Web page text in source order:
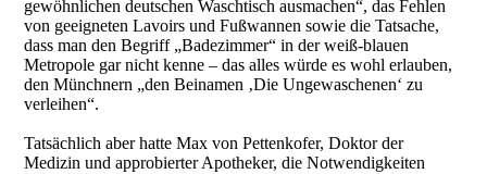
gewöhnlichen deutschen Waschtisch ausmachen“, das Fehlen
von geeigneten Lavoirs und Fußwannen sowie die Tatsache,
dass man den Begriff „Badezimmer“ in der weiß-blauen
Metropole gar nicht kenne – das alles würde es wohl erlauben,
den Münchnern „den Beinamen ‚Die Ungewaschenen‘ zu
verleihen“.
Tatsächlich aber hatte Max von Pettenkofer, Doktor der
Medizin und approbierter Apotheker, die Notwendigkeiten